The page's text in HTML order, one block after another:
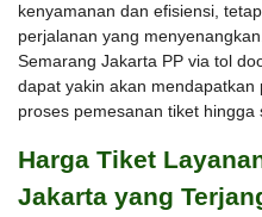
kenyamanan dan efisiensi,
perjalanan yang
Semarang Jakarta PP via tol
dapat yakin akan
proses pemesanan tiket hingga
Harga Tiket
Jakarta yang